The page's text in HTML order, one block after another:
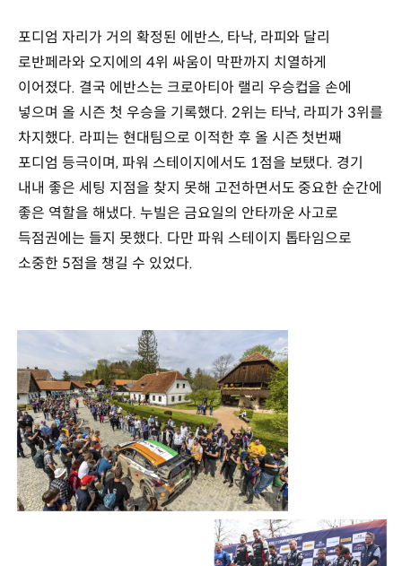
포디엄 자리가 거의 확정된 에반스, 타낙, 라피와 달리
로반페라와 오지에의 4위 싸움이 막판까지 치열하게
이어졌다. 결국 에반스는 크로아티아 랠리 우승컵을 손에
넣으며 올 시즌 첫 우승을 기록했다. 2위는 타낙, 라피가 3위를
차지했다. 라피는 현대팀으로 이적한 후 올 시즌 첫번째
포디엄 등극이며, 파워 스테이지에서도 1점을 보탰다. 경기
내내 좋은 세팅 지점을 찾지 못해 고전하면서도 중요한 순간에
좋은 역할을 해냈다. 누빌은 금요일의 안타까운 사고로
득점권에는 들지 못했다. 다만 파워 스테이지 톱타임으로
소중한 5점을 챙길 수 있었다.